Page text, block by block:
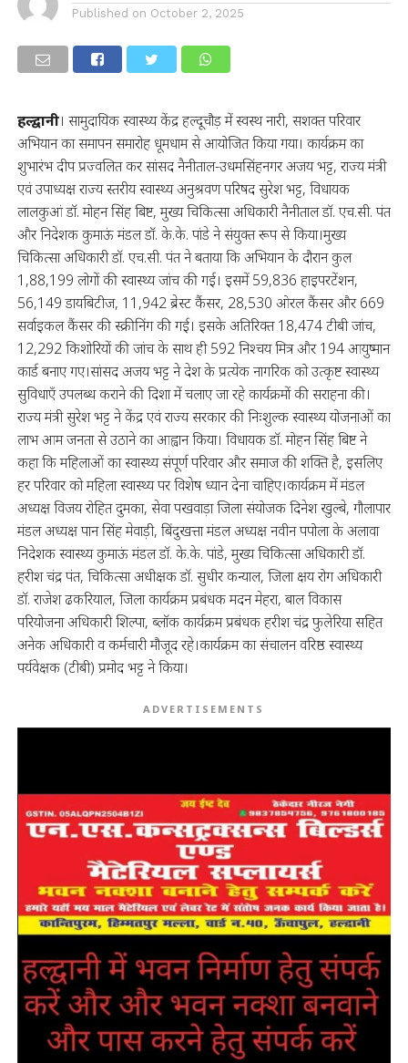
Published on October 2, 2025
हल्द्वानी। सामुदायिक स्वास्थ्य केंद्र हल्दूचौड़ में स्वस्थ नारी, सशक्त परिवार
अभियान का समापन समारोह धूमधाम से आयोजित किया गया। कार्यक्रम का
शुभारंभ दीप प्रज्वलित कर सांसद नैनीताल-उधमसिंहनगर अजय भट्ट, राज्य मंत्री
एवं उपाध्यक्ष राज्य स्तरीय स्वास्थ्य अनुश्रवण परिषद सुरेश भट्ट, विधायक
लालकुआं डॉ. मोहन सिंह बिष्ट, मुख्य चिकित्सा अधिकारी नैनीताल डॉ. एच.सी. पंत
और निदेशक कुमाऊं मंडल डॉ. के.के. पांडे ने संयुक्त रूप से किया।मुख्य
चिकित्सा अधिकारी डॉ. एच.सी. पंत ने बताया कि अभियान के दौरान कुल
1,88,199 लोगों की स्वास्थ्य जांच की गई। इसमें 59,836 हाइपरटेंशन,
56,149 डायबिटीज, 11,942 ब्रेस्ट कैंसर, 28,530 ओरल कैंसर और 669
सर्वाइकल कैंसर की स्क्रीनिंग की गई। इसके अतिरिक्त 18,474 टीबी जांच,
12,292 किशोरियों की जांच के साथ ही 592 निश्चय मित्र और 194 आयुष्मान
कार्ड बनाए गए।सांसद अजय भट्ट ने देश के प्रत्येक नागरिक को उत्कृष्ट स्वास्थ्य
सुविधाएँ उपलब्ध कराने की दिशा में चलाए जा रहे कार्यक्रमों की सराहना की।
राज्य मंत्री सुरेश भट्ट ने केंद्र एवं राज्य सरकार की निःशुल्क स्वास्थ्य योजनाओं का
लाभ आम जनता से उठाने का आह्वान किया। विधायक डॉ. मोहन सिंह बिष्ट ने
कहा कि महिलाओं का स्वास्थ्य संपूर्ण परिवार और समाज की शक्ति है, इसलिए
हर परिवार को महिला स्वास्थ्य पर विशेष ध्यान देना चाहिए।कार्यक्रम में मंडल
अध्यक्ष विजय रोहित दुमका, सेवा पखवाड़ा जिला संयोजक दिनेश खुल्बे, गौलापार
मंडल अध्यक्ष पान सिंह मेवाड़ी, बिंदुखत्ता मंडल अध्यक्ष नवीन पपोला के अलावा
निदेशक स्वास्थ्य कुमाऊं मंडल डॉ. के.के. पांडे, मुख्य चिकित्सा अधिकारी डॉ.
हरीश चंद्र पंत, चिकित्सा अधीक्षक डॉ. सुधीर कन्याल, जिला क्षय रोग अधिकारी
डॉ. राजेश ढकरियाल, जिला कार्यक्रम प्रबंधक मदन मेहरा, बाल विकास
परियोजना अधिकारी शिल्पा, ब्लॉक कार्यक्रम प्रबंधक हरीश चंद्र फुलेरिया सहित
अनेक अधिकारी व कर्मचारी मौजूद रहे।कार्यक्रम का संचालन वरिष्ठ स्वास्थ्य
पर्यवेक्षक (टीबी) प्रमोद भट्ट ने किया।
ADVERTISEMENTS